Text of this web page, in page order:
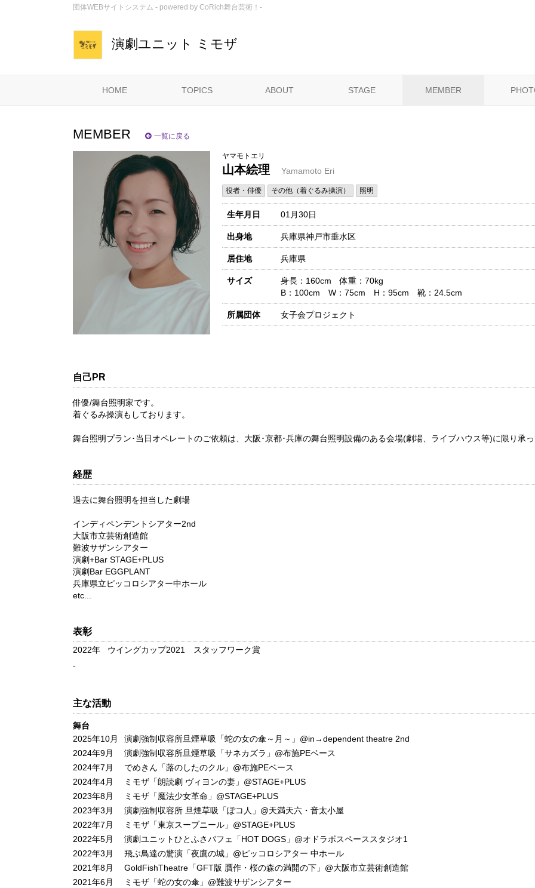
団体WEBサイトシステム - powered by CoRich舞台芸術！-
演劇ユニット ミモザ
HOME TOPICS ABOUT STAGE MEMBER
MEMBER 一覧に戻る
ヤマモトエリ
山本絵理 Yamamoto Eri
役者・俳優 その他（着ぐるみ操演） 照明
生年月日 01月30日
出身地 兵庫県神戸市垂水区
居住地 兵庫県
サイズ
身長：160cm 体重：70kg
B：100cm W：75cm H：95cm 靴：24.5cm
所属団体 女子会プロジェクト
自己PR
俳優/舞台照明家です。
着ぐるみ操演もしております。
舞台照明プラン･当日オペレートのご依頼は、大阪･京都･兵庫の舞台照明設備のある会場(劇場、ライブハウス等)に限り承っ
経歴
過去に舞台照明を担当した劇場
インディペンデントシアター2nd
大阪市立芸術創造館
難波サザンシアター
演劇+Bar STAGE+PLUS
演劇Bar EGGPLANT
兵庫県立ピッコロシアター中ホール
etc...
表彰
2022年
ウイングカップ2021 スタッフワーク賞
-
主な活動
舞台
2025年10月
演劇強制収容所旦煙草吸「蛇の女の傘～月～」@in→dependent theatre 2nd
2024年9月
演劇強制収容所旦煙草吸「サネカズラ」@布施PEベース
2024年7月
でめきん「蕗のしたのクル」@布施PEベース
2024年4月
ミモザ「朗読劇 ヴィヨンの妻」@STAGE+PLUS
2023年8月
ミモザ「魔法少女革命」@STAGE+PLUS
2023年3月
演劇強制収容所 旦煙草吸「ぽコ人」@天満天六・音太小屋
2022年7月
ミモザ「東京スーブニール」@STAGE+PLUS
2022年5月
演劇ユニットひとふさパフェ「HOT DOGS」@オドラボスペーススタジオ1
2022年3月
飛ぶ鳥達の驚演「夜鷹の城」@ピッコロシアター 中ホール
2021年8月
GoldFishTheatre「GFT版 贋作・桜の森の満開の下」@大阪市立芸術創造館
2021年6月
ミモザ「蛇の女の傘」@難波サザンシアター